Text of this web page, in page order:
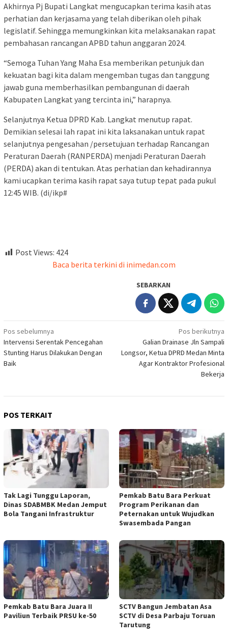
Akhirnya Pj Bupati Langkat mengucapkan terima kasih atas
perhatian dan kerjasama yang telah diberikan oleh pihak
legislatif. Sehingga memungkinkan kita melaksanakan rapat
pembahasan rancangan APBD tahun anggaran 2024.
“Semoga Tuhan Yang Maha Esa memberikan petunjuk dan
kekuatan bagi kita dalam mengemban tugas dan tanggung
jawab guna memberhasilkan pembangunan di daerah
Kabupaten Langkat yang tercinta ini,” harapnya.
Selanjutnya Ketua DPRD Kab. Langkat menutup rapat.
Demikian selesai lah rapat ini kita laksanakan untuk rapat
selanjutnya pengesahan /persetujuan terhadap Rancangan
Peraturan Daerah (RANPERDA) menjadi Peraturan Daerah
(PERDA) akan di tentukan. Atas perhatian dan kehadirannya
kami ucapkan terima kasih rapat saya tutup tepat pada pukul
12:45 WIB. (di/ikp#
Post Views: 424
Baca berita terkini di inimedan.com
SEBARKAN
Navigasi
pos
Pos sebelumnya
Intervensi Serentak Pencegahan
Stunting Harus Dilakukan Dengan
Baik
Pos berikutnya
Galian Drainase Jln Sampali
Longsor, Ketua DPRD Medan Minta
Agar Kontraktor Profesional
Bekerja
POS TERKAIT
Tak Lagi Tunggu Laporan,
Dinas SDABMBK Medan Jemput
Bola Tangani Infrastruktur
Pemkab Batu Bara Perkuat
Program Perikanan dan
Peternakan untuk Wujudkan
Swasembada Pangan
Pemkab Batu Bara Juara II
Paviliun Terbaik PRSU ke-50
SCTV Bangun Jembatan Asa
SCTV di Desa Parbaju Toruan
Tarutung